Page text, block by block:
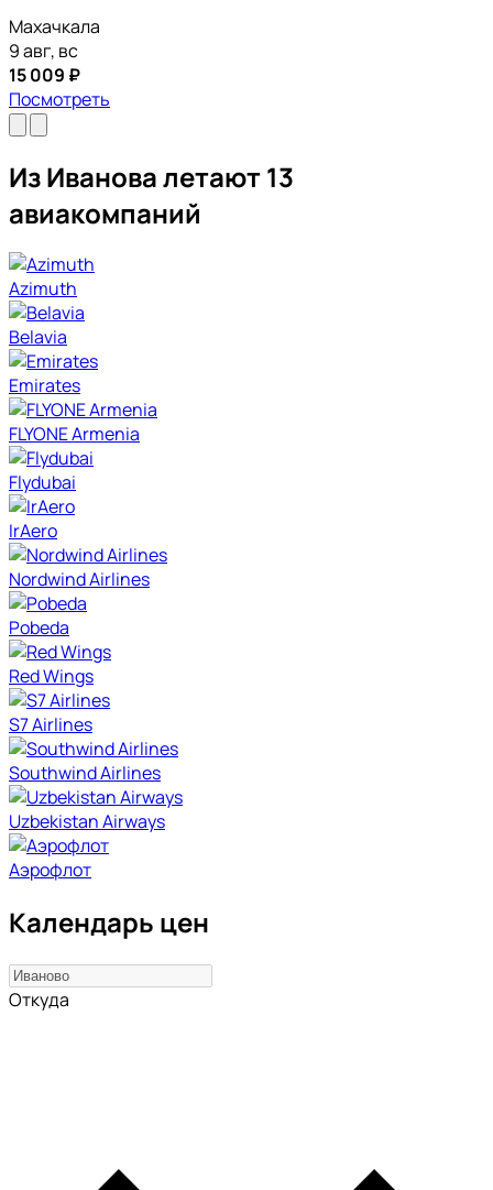
Махачкала
9 авг, вс
15 009 ₽
Посмотреть
Из Иванова летают 13
авиакомпаний
Azimuth
Belavia
Emirates
FLYONE Armenia
Flydubai
IrAero
Nordwind Airlines
Pobeda
Red Wings
S7 Airlines
Southwind Airlines
Uzbekistan Airways
Аэрофлот
Календарь цен
Откуда